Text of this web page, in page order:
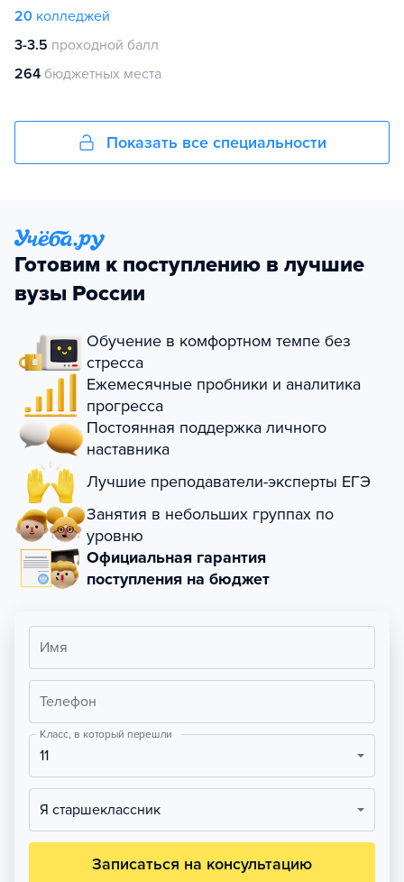
20 колледжей
3-3.5 проходной балл
264 бюджетных места
Показать все специальности
Готовим к поступлению в лучшие
вузы России
Обучение в комфортном темпе без
стресса
Ежемесячные пробники и аналитика
прогресса
Постоянная поддержка личного
наставника
Лучшие преподаватели-эксперты ЕГЭ
Занятия в небольших группах по
уровню
Официальная гарантия
поступления на бюджет
Имя
Телефон
Класс, в который перешли
11
Я старшеклассник
Записаться на консультацию